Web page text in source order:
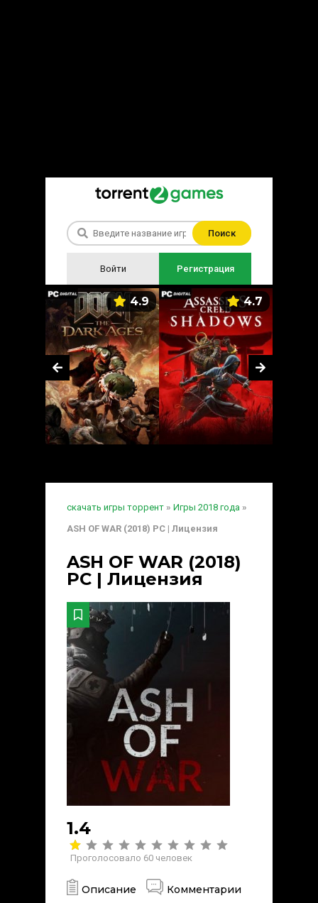
Поиск
Войти Регистрация
4.9 4.7
скачать игры торрент » Игры 2018 года »
ASH OF WAR (2018) PC | Лицензия
ASH OF WAR (2018)
PC | Лицензия
1.4
Проголосовало 60 человек
Описание Комментарии